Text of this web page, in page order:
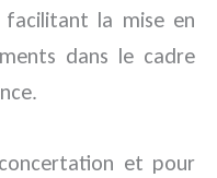
la mise en
dans le cadre
et pour